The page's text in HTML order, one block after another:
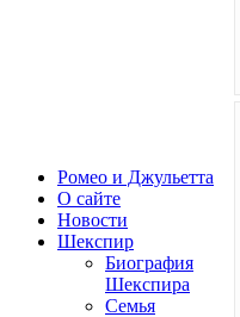
Ромео и Джульетта
О сайте
Новости
Шекспир
Биография
Шекспира
Семья